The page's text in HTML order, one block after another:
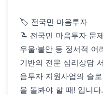
🏷 전국민 마음투자
📝 전국민 마음투자 문제
우울·불안 등 정서적
기반의 전문 심리상담
음투자 지원사업의 슬
을 돌봐야 할 때! 입니